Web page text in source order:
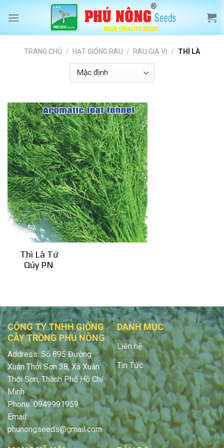
TRANG CHỦ / HẠT GIỐNG RAU / RAU GIA VỊ / THÌ LÀ
Thì Là Tứ
Qúy PN
CÔNG TY TNHH GIỐNG
CÂY TRỒNG PHÚ NÔNG
Address: Số 895 Đường
Xuân Thới Sơn 38, Xã Xuân
Thới Sơn, Thành Phố Hồ Chí
Minh
Phone: 0949991959
Email:
phunongseeds@gmail.com
DANH MỤC
Liên hệ
Tin Tức